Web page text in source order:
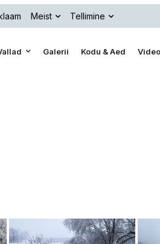
Meist Tellimine
Galerii Kodu & Aed